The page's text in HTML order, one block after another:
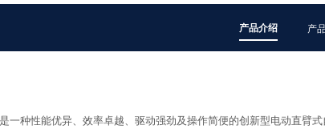
产品介绍 产
一种性能优异、效率卓越、驱动强劲及操作简便的创新型电动直臂